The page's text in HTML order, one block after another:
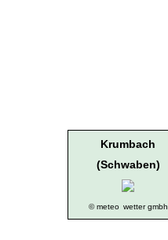
Krumbach
(Schwaben)
© meteo wetter gmbh